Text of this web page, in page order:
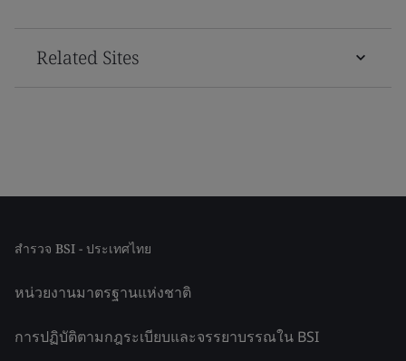
Related Sites
สำรวจ BSI - ประเทศไทย
หน่วยงานมาตรฐานแห่งชาติ
การปฏิบัติตามกฎระเบียบและจรรยาบรรณใน BSI